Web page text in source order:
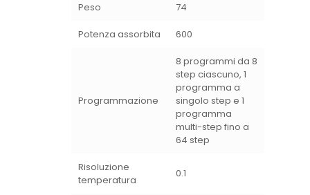
Peso 74
Potenza assorbita 600
Programmazione
8 programmi da 8
step ciascuno, 1
programma a
singolo step e 1
programma
multi-step fino a
64 step
Risoluzione
temperatura
0.1